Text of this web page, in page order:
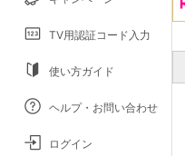
TV用認証コード入力
使い方ガイド
ヘルプ・お問い合わせ
ログイン